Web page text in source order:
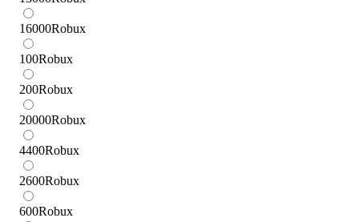
16000Robux
100Robux
200Robux
20000Robux
4400Robux
2600Robux
600Robux